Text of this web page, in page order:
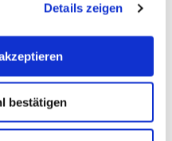
Details zeigen
bestätigen
den Rest.
senden